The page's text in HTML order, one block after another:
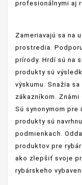
profesionálnymi aj
Zameriavajú sa na
prostredia.
prírody. Hrdí sú na
produkty sú
výskumu. Snažia
zákazníkom.
Sú synonymom
produkty sú
podmienkach.
produktov pre
ako zlepšiť svoje
rybárskeho